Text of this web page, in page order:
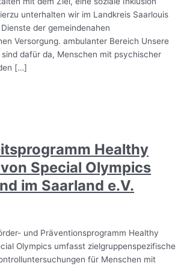
unterhalten wir im Landkreis Saarlouis
der gemeindenahen
Versorgung. ambulanter Bereich Unsere
dafür da, Menschen mit psychischer
[…]
Healthy
Special Olympics
im Saarland e.V.
und Präventionsprogramm Healthy
Olympics umfasst zielgruppenspezifische
für Menschen mit